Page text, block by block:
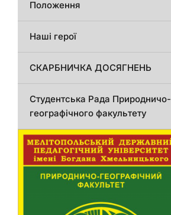
Положення
Наші герої
СКАРБНИЧКА ДОСЯГНЕНЬ
Студентська Рада Природничо-
географічного факультету